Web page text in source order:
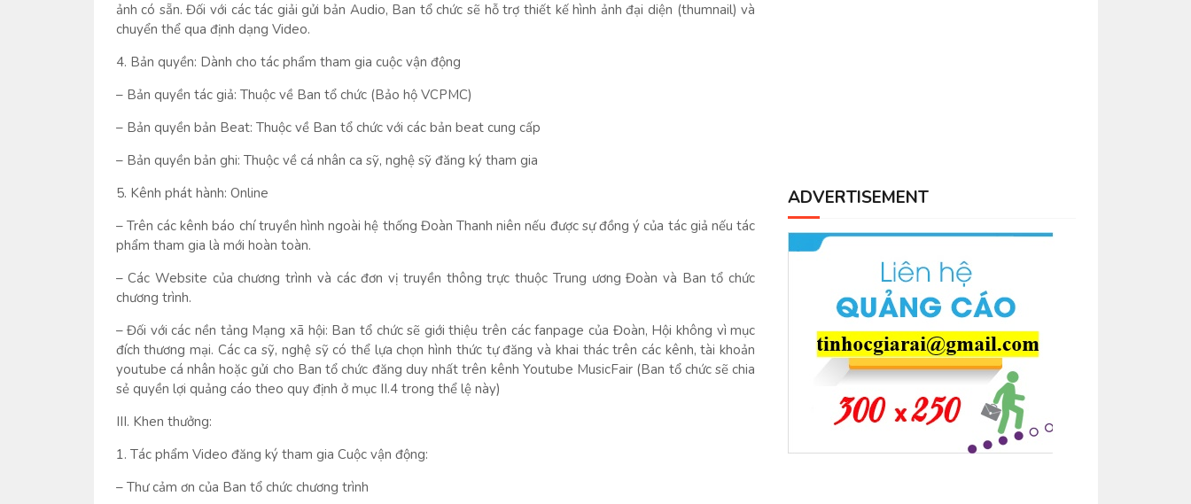
ảnh có sẵn. Đối với các tác giải gửi bản Audio, Ban tổ chức sẽ hỗ trợ thiết kế hình ảnh đại diện (thumnail) và
chuyển thể qua định dạng Video.
4. Bản quyền: Dành cho tác phẩm tham gia cuộc vận động
– Bản quyền tác giả: Thuộc về Ban tổ chức (Bảo hộ VCPMC)
– Bản quyền bản Beat: Thuộc về Ban tổ chức với các bản beat cung cấp
– Bản quyền bản ghi: Thuộc về cá nhân ca sỹ, nghệ sỹ đăng ký tham gia
5. Kênh phát hành: Online
– Trên các kênh báo chí truyền hình ngoài hệ thống Đoàn Thanh niên nếu được sự đồng ý của tác giả nếu tác
phẩm tham gia là mới hoàn toàn.
– Các Website của chương trình và các đơn vị truyền thông trực thuộc Trung ương Đoàn và Ban tổ chức
chương trình.
– Đối với các nền tảng Mạng xã hội: Ban tổ chức sẽ giới thiệu trên các fanpage của Đoàn, Hội không vì mục
đích thương mại. Các ca sỹ, nghệ sỹ có thể lựa chọn hình thức tự đăng và khai thác trên các kênh, tài khoản
youtube cá nhân hoặc gửi cho Ban tổ chức đăng duy nhất trên kênh Youtube MusicFair (Ban tổ chức sẽ chia
sẻ quyền lợi quảng cáo theo quy định ở mục II.4 trong thể lệ này)
III. Khen thưởng:
1. Tác phẩm Video đăng ký tham gia Cuộc vận động:
– Thư cảm ơn của Ban tổ chức chương trình
ADVERTISEMENT